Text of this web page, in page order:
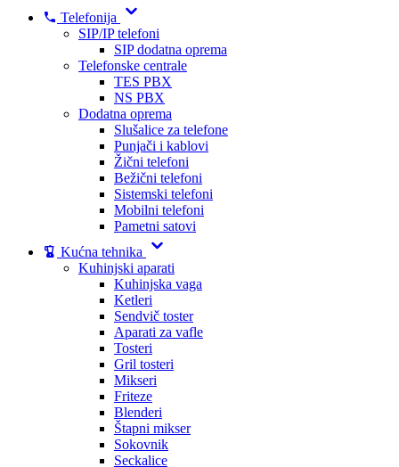
Telefonija
SIP/IP telefoni
SIP dodatna oprema
Telefonske centrale
TES PBX
NS PBX
Dodatna oprema
Slušalice za telefone
Punjači i kablovi
Žični telefoni
Bežični telefoni
Sistemski telefoni
Mobilni telefoni
Pametni satovi
Kućna tehnika
Kuhinjski aparati
Kuhinjska vaga
Ketleri
Sendvič toster
Aparati za vafle
Tosteri
Gril tosteri
Mikseri
Friteze
Blenderi
Štapni mikser
Sokovnik
Seckalice